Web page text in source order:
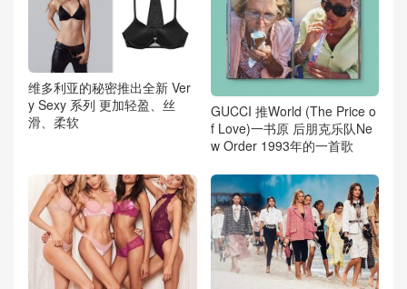
维多利亚的秘密推出全新 Ver
y Sexy 系列 更加轻盈、丝
滑、柔软
GUCCI 推World (The Price o
f Love)一书原 后朋克乐队Ne
w Order 1993年的一首歌